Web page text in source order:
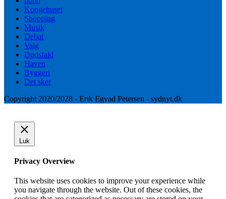
Kongehuset
Shopping
Musik
Debat
Valg
Dødsfald
Haven
Byggeri
Det sker
Copyright 2020/2028 - Erik Egvad Petersen - sydnyt.dk
Luk
Privacy Overview
This website uses cookies to improve your experience while
you navigate through the website. Out of these cookies, the